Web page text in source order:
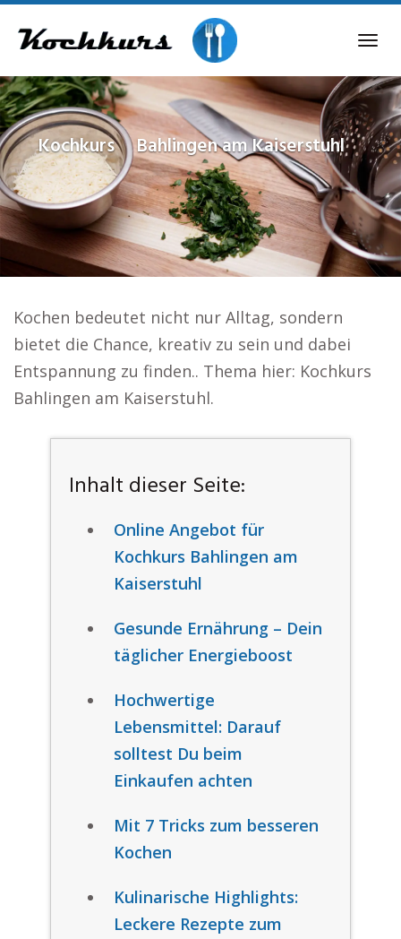
content
Kochkurs Bahlingen am Kaiserstuhl
Kochen bedeutet nicht nur Alltag, sondern
bietet die Chance, kreativ zu sein und dabei
Entspannung zu finden.. Thema hier: Kochkurs
Bahlingen am Kaiserstuhl.
Inhalt dieser Seite:
Online Angebot für
Kochkurs Bahlingen am
Kaiserstuhl
Gesunde Ernährung – Dein
täglicher Energieboost
Hochwertige
Lebensmittel: Darauf
solltest Du beim
Einkaufen achten
Mit 7 Tricks zum besseren
Kochen
Kulinarische Highlights:
Leckere Rezepte zum